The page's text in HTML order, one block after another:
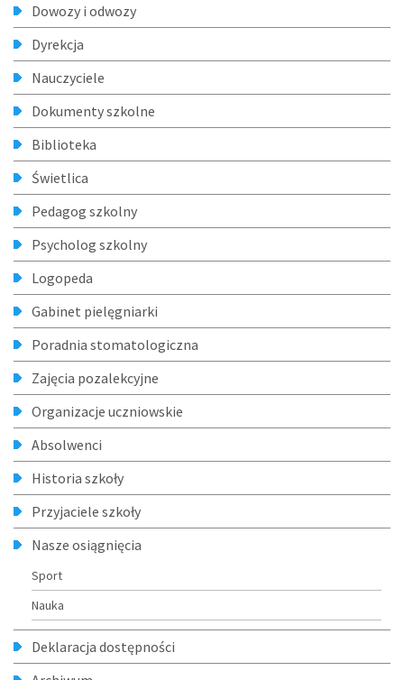
Dowozy i odwozy
Dyrekcja
Nauczyciele
Dokumenty szkolne
Biblioteka
Świetlica
Pedagog szkolny
Psycholog szkolny
Logopeda
Gabinet pielęgniarki
Poradnia stomatologiczna
Zajęcia pozalekcyjne
Organizacje uczniowskie
Absolwenci
Historia szkoły
Przyjaciele szkoły
Nasze osiągnięcia
Sport
Nauka
Deklaracja dostępności